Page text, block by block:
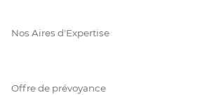
Nos Aires d'Expertise
Offre de prévoyance